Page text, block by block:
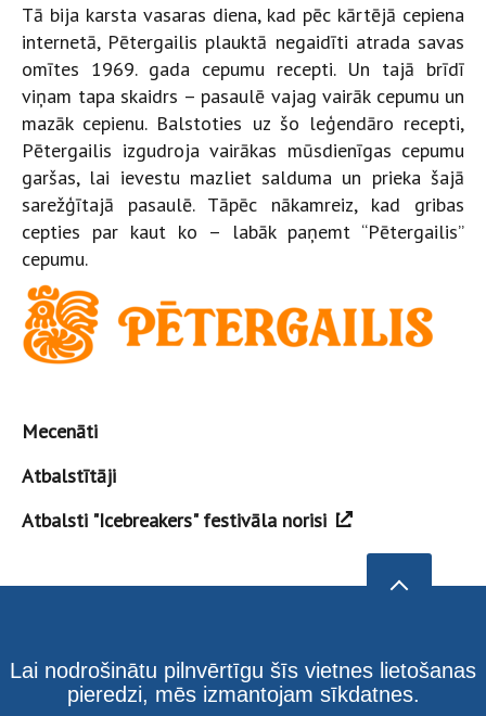
Tā bija karsta vasaras diena, kad pēc kārtējā cepiena
internetā, Pētergailis plauktā negaidīti atrada savas
omītes 1969. gada cepumu recepti. Un tajā brīdī
viņam tapa skaidrs – pasaulē vajag vairāk cepumu un
mazāk cepienu. Balstoties uz šo leģendāro recepti,
Pētergailis izgudroja vairākas mūsdienīgas cepumu
garšas, lai ievestu mazliet salduma un prieka šajā
sarežģītajā pasaulē. Tāpēc nākamreiz, kad gribas
cepties par kaut ko – labāk paņemt “Pētergailis”
cepumu.
Mecenāti
Atbalstītāji
Atbalsti "Icebreakers" festivāla norisi
Lai nodrošinātu pilnvērtīgu šīs vietnes lietošanas
pieredzi, mēs izmantojam sīkdatnes.